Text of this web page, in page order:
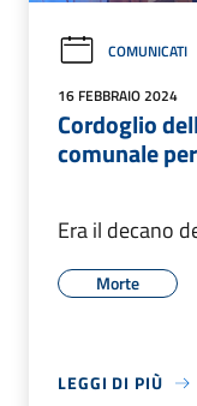
COMUNICATI
16 FEBBRAIO 2024
Cordoglio
comunale
Era il decano
Morte
LEGGI DI PIÙ